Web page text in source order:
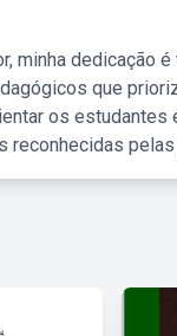
minha dedicação
que
os estudantes
reconhecidas